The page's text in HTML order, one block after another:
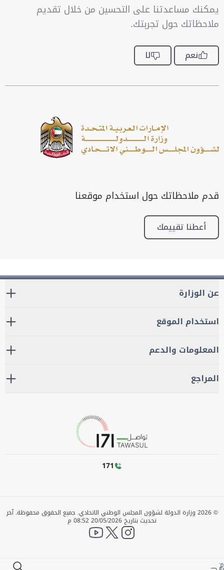
يمكنك مساعدتنا على التحسين من خلال تقديم
ملاحظاتك حول تجربتك.
نعم لا
قدم ملاحظاتك حول استخدام موقعنا
أعطنا تقييمك
عن الوزارة
استخدام الموقع
المعلومات والدعم
المراجع
171
©
2026 وزارة الدولة لشؤون المجلس الوطني الاتحادي. جميع الحقوق محفوظة.آخر
تحديث بتاريخ 20/05/2026 08:52 م
instagram
twitter
YouTube